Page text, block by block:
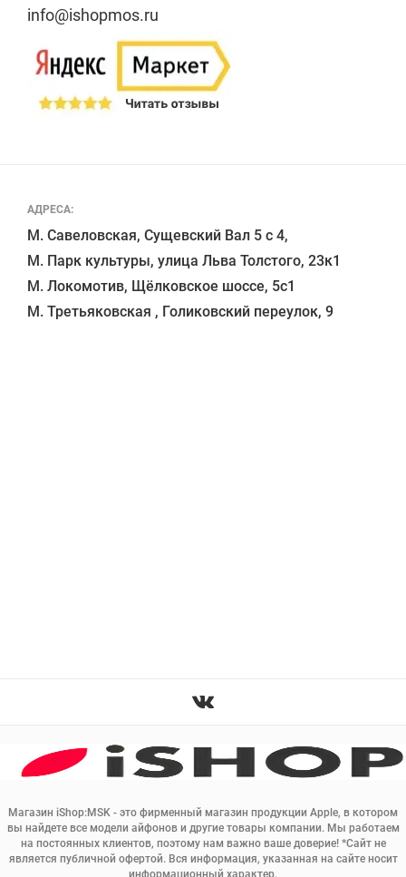
Магазин iShop:MSK - это фирменный магазин продукции Apple, в котором
вы найдете все модели айфонов и другие товары компании. Мы работаем
на постоянных клиентов, поэтому нам важно ваше доверие! *Сайт не
является публичной офертой. Вся информация, указанная на сайте носит
информационный характер.
АДРЕСА:
М. Савеловская, Сущевский Вал 5 с 4,
М. Парк культуры, улица Льва Толстого, 23к1
М. Локомотив, Щёлковское шоссе, 5с1
info@ishopmos.ru